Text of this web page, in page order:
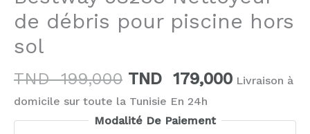
de débris pour piscine hors
sol
TND199,000 TND 179,000 Livraison à
domicile sur toute la Tunisie En 24h
Modalité De Paiement